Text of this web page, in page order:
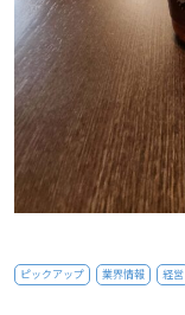
ピックアップ 業界情報 経営